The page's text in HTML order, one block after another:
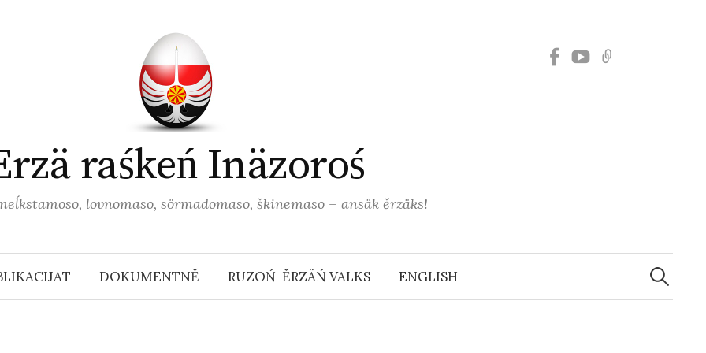
raśkeń Inäzoroś
lovnomaso, sörmadomaso, škinemaso – ansäk ěrzäks!
ЭлементЭлемент
DOKUMENTNĚ RUZOŃ-ĚRZÄŃ VALKS ENGLISH
Search
for: